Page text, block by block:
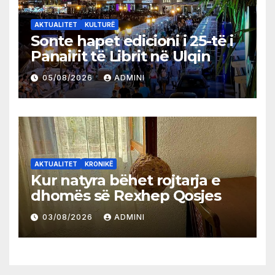
AKTUALITET KULTURË
Sonte hapet edicioni i 25-të i
Panairit të Librit në Ulqin
05/08/2026 ADMINI
AKTUALITET KRONIKË
Kur natyra bëhet rojtarja e
dhomës së Rexhep Qosjes
03/08/2026 ADMINI